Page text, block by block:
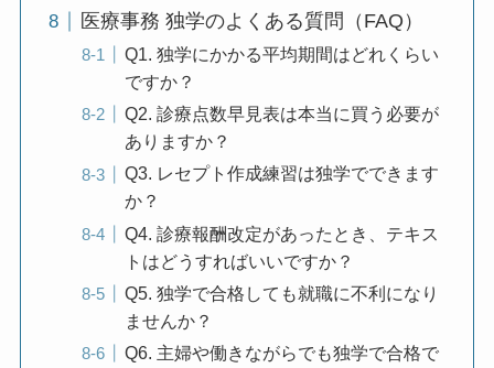
医療事務 独学のよくある質問（FAQ）
Q1. 独学にかかる平均期間はどれくらい
ですか？
Q2. 診療点数早見表は本当に買う必要が
ありますか？
Q3. レセプト作成練習は独学でできます
か？
Q4. 診療報酬改定があったとき、テキス
トはどうすればいいですか？
Q5. 独学で合格しても就職に不利になり
ませんか？
Q6. 主婦や働きながらでも独学で合格で